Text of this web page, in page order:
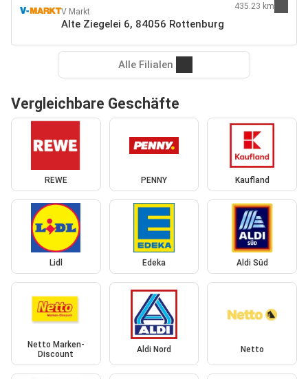
V Markt
Alte Ziegelei 6, 84056 Rottenburg
435.23 km
Alle Filialen
Vergleichbare Geschäfte
REWE PENNY Kaufland
Lidl Edeka Aldi Süd
Netto Marken-
Discount
Aldi Nord Netto